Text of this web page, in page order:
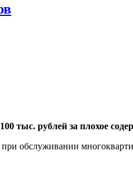
тыс. рублей за плохое
обслуживании